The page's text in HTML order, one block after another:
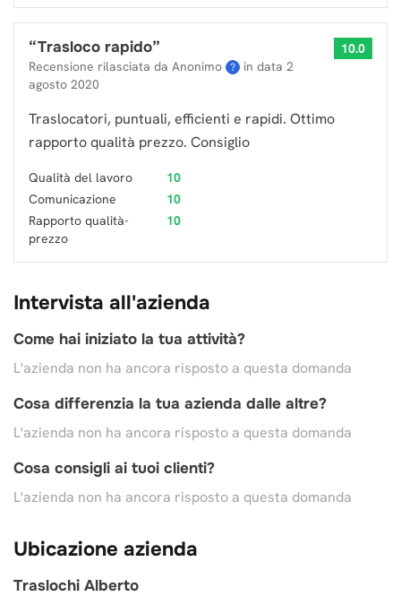
“Trasloco rapido”
Recensione rilasciata da Anonimo ? in data 2
agosto 2020
10.0
Traslocatori, puntuali, efficienti e rapidi. Ottimo
rapporto qualità prezzo. Consiglio
Qualità del lavoro
10
Comunicazione
10
Rapporto qualità-
prezzo
10
Intervista all'azienda
Come hai iniziato la tua attività?
L'azienda non ha ancora risposto a questa domanda
Cosa differenzia la tua azienda dalle altre?
L'azienda non ha ancora risposto a questa domanda
Cosa consigli ai tuoi clienti?
L'azienda non ha ancora risposto a questa domanda
Ubicazione azienda
Traslochi Alberto